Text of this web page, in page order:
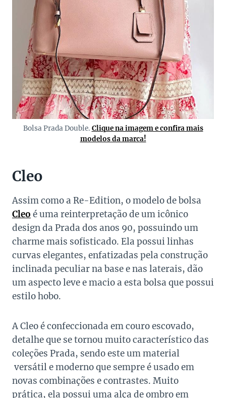
Bolsa Prada Double. Clique na imagem e confira mais
modelos da marca!
Cleo
Assim como a Re-Edition, o modelo de bolsa
Cleo é uma reinterpretação de um icônico
design da Prada dos anos 90, possuindo um
charme mais sofisticado. Ela possui linhas
curvas elegantes, enfatizadas pela construção
inclinada peculiar na base e nas laterais, dão
um aspecto leve e macio a esta bolsa que possui
estilo hobo.
A Cleo é confeccionada em couro escovado,
detalhe que se tornou muito característico das
coleções Prada, sendo este um material
versátil e moderno que sempre é usado em
novas combinações e contrastes. Muito
prática, ela possui uma alça de ombro em